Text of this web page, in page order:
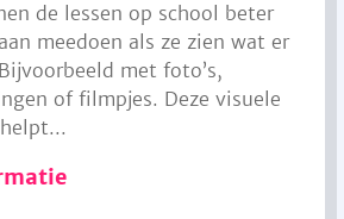
de lessen op school beter
meedoen als ze zien wat er
met foto’s,
of filmpjes. Deze visuele